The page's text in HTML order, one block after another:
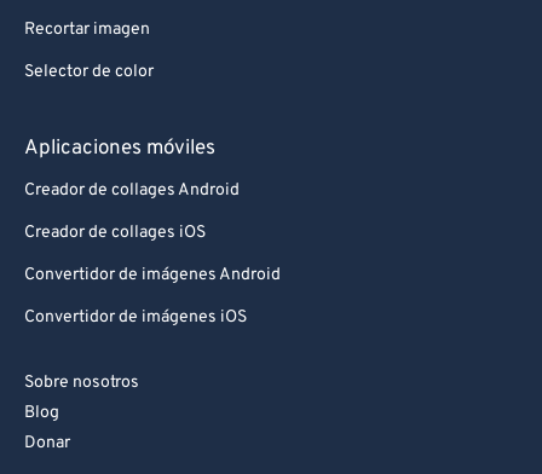
Recortar imagen
Selector de color
Aplicaciones móviles
Creador de collages Android
Creador de collages iOS
Convertidor de imágenes Android
Convertidor de imágenes iOS
Sobre nosotros
Blog
Donar